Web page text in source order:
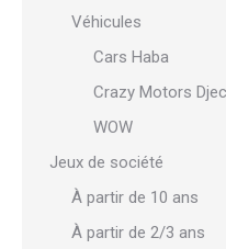
Véhicules
Cars Haba
Crazy Motors
WOW
Jeux de société
À partir de 10 ans
À partir de 2/3 ans